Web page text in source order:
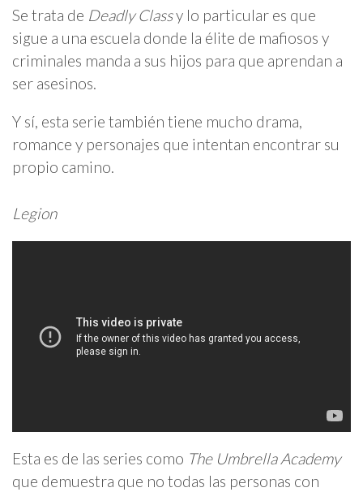
Se trata de Deadly Classy lo particular es que
sigue a una escuela donde la élite de mafiosos y
criminales manda a sus hijos para que aprendan a
ser asesinos.
Y sí, esta serie también tiene mucho drama,
romance y personajes que intentan encontrar su
propio camino.
Legion
Esta es de las series como The Umbrella Academy
que demuestra que no todas las personas con